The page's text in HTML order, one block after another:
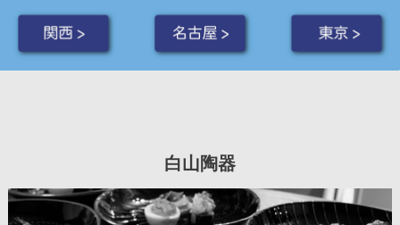
関西 > 名古屋 > 東京 >
白山陶器